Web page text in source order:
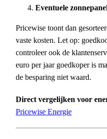
Eventuele
Pricewise toont dan
vaste kosten. Let op:
controleer ook de
euro per jaar goedkoper is
de besparing niet waard.
Direct vergelijken voor
Pricewise Energie